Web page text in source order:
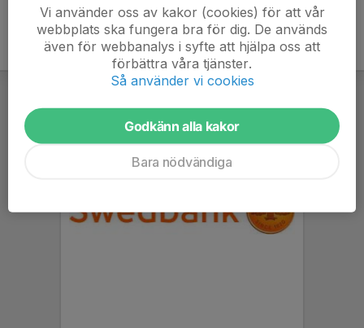
Vi använder oss av kakor (cookies) för att vår
webbplats ska fungera bra för dig. De används
även för webbanalys i syfte att hjälpa oss att
förbättra våra tjänster.
Så använder vi cookies
Godkänn alla kakor
Bara nödvändiga